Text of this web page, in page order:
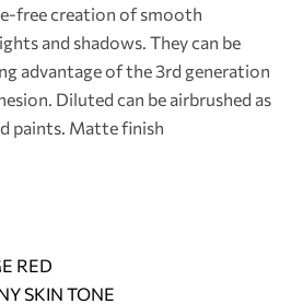
free creation of smooth
and shadows. They can be
advantage of the 3rd generation
Diluted can be airbrushed as
paints. Matte finish
RED
SKIN TONE